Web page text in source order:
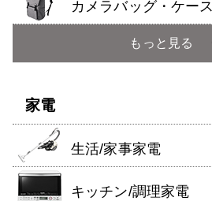
カメラバッグ・ケース
もっと見る
家電
生活/家事家電
キッチン/調理家電